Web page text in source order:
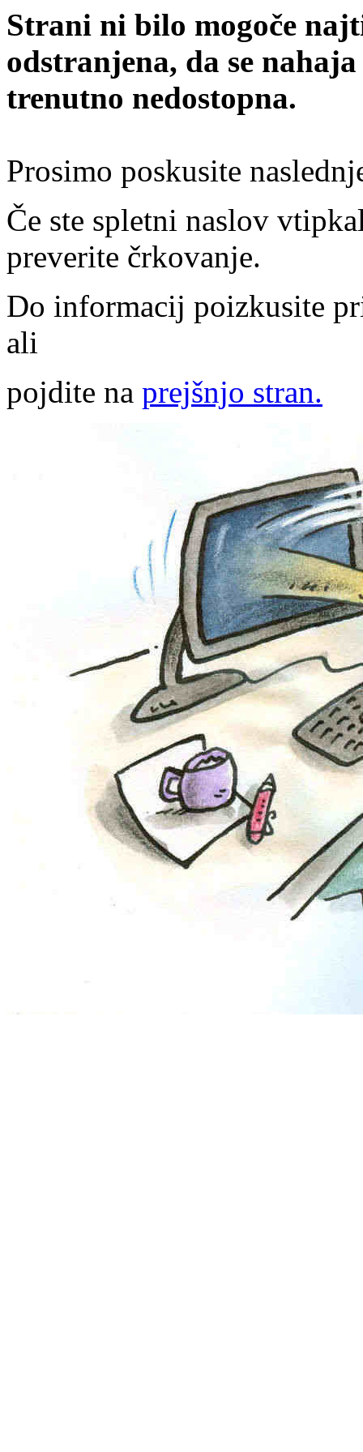
Strani ni bilo mogoče
odstranjena, da se
trenutno nedostopna.
Prosimo poskusite
Če ste spletni naslov
preverite črkovanje.
Do informacij poizkusite
ali
pojdite na prejšnjo stran.